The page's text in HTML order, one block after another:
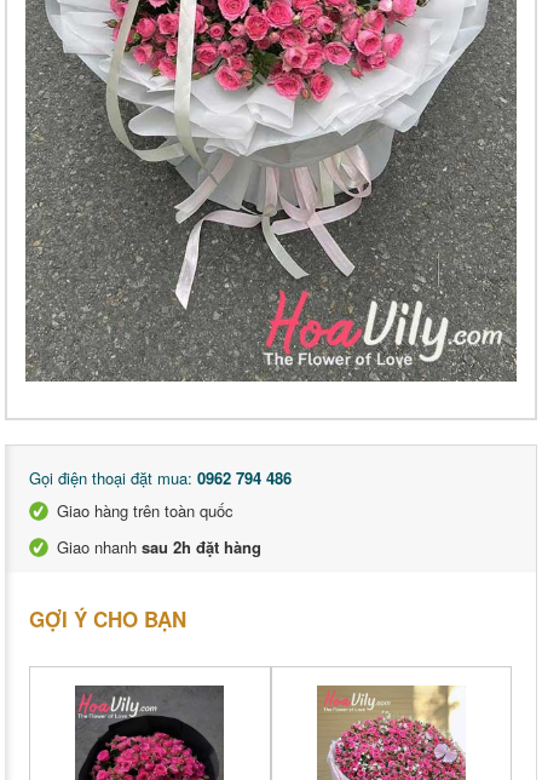
Gọi điện thoại đặt mua: 0962 794 486
Giao hàng trên toàn quốc
Giao nhanh sau 2h đặt hàng
GỢI Ý CHO BẠN